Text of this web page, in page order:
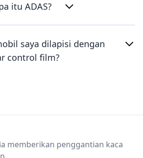
itu ADAS?
saya dilapisi dengan
control film?
memberikan penggantian kaca